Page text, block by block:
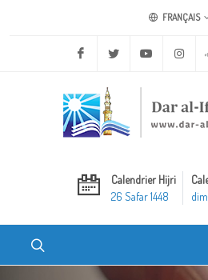
FRANÇAIS
Facebook Twitter Youtube
Calendrier Hijri
26 Safar 1448